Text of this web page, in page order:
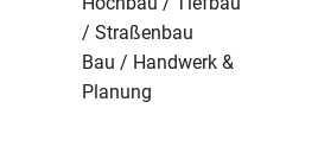
/ Straßenbau
Bau / Handwerk &
Planung